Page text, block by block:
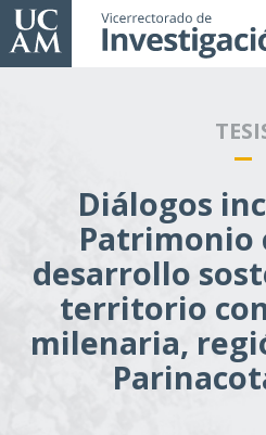
Pasar
al
Diálogos
Patrimonio
desarrollo
territorio
milenaria,